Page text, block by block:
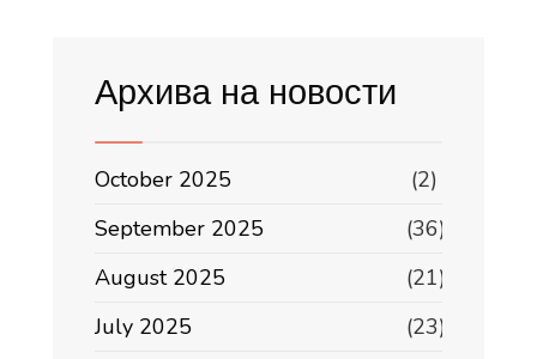
Архива на новости
October 2025
(2)
September 2025
(36)
August 2025
(21)
July 2025
(23)